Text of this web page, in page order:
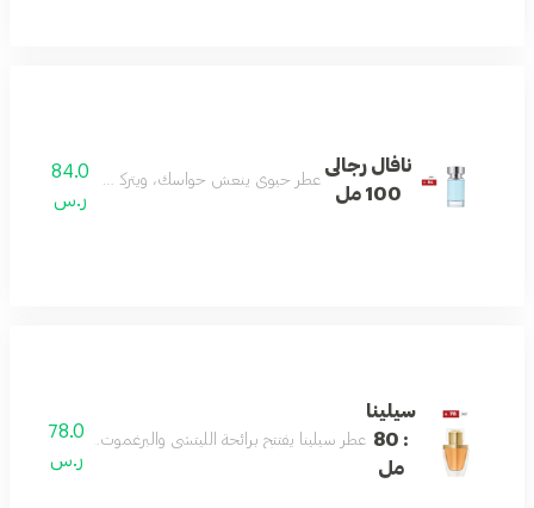
نافال رجالى
100 مل
عطر حيوي ينعش حواسك، ويتركك منتعشًا ومليئًا
84.0
ر.س
سيلينا
: 80
مل
عطر سيلينا يفتتح برائحة الليتشي والبرغموت، ثم يتدرج
78.0
ر.س